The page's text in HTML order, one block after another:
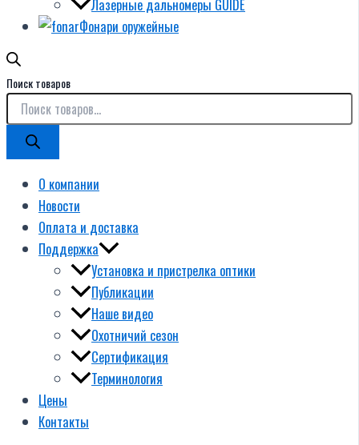
Лазерные дальномеры GUIDE
Фонари оружейные
Поиск товаров
О компании
Новости
Оплата и доставка
Поддержка
Установка и пристрелка оптики
Публикации
Наше видео
Охотничий сезон
Сертификация
Терминология
Цены
Контакты